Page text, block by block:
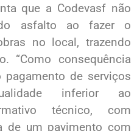
que a Codevasf não
asfalto ao fazer o
no local, trazendo
“Como consequência
pagamento de serviços
inferior ao
técnico, com
de um pavimento com